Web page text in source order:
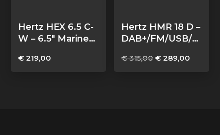
Hertz HEX 6.5 C-
W – 6.5″ Marine
speakers wit, set
€ 219,00
Hertz HMR 18 D –
DAB+/FM/USB/B
zones
€315,00 Oorspronkelijke
€ 289,00